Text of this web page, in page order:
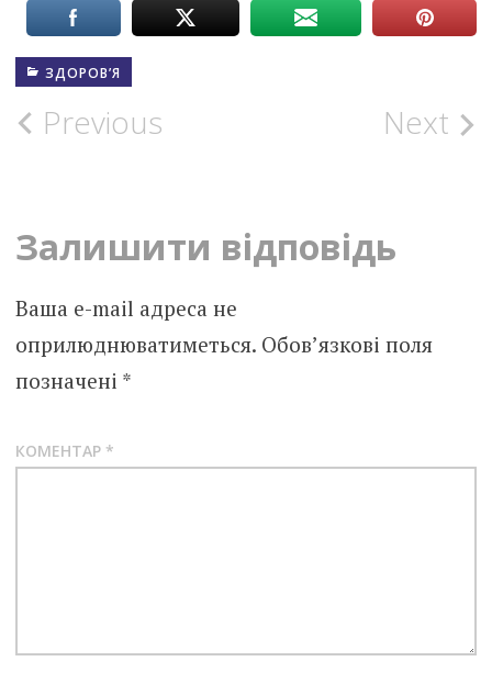
ЗДОРОВ’Я
Post
Previous Next
Залишити відповідь
Ваша e-mail адреса не
оприлюднюватиметься. Обов’язкові поля
позначені *
КОМЕНТАР *